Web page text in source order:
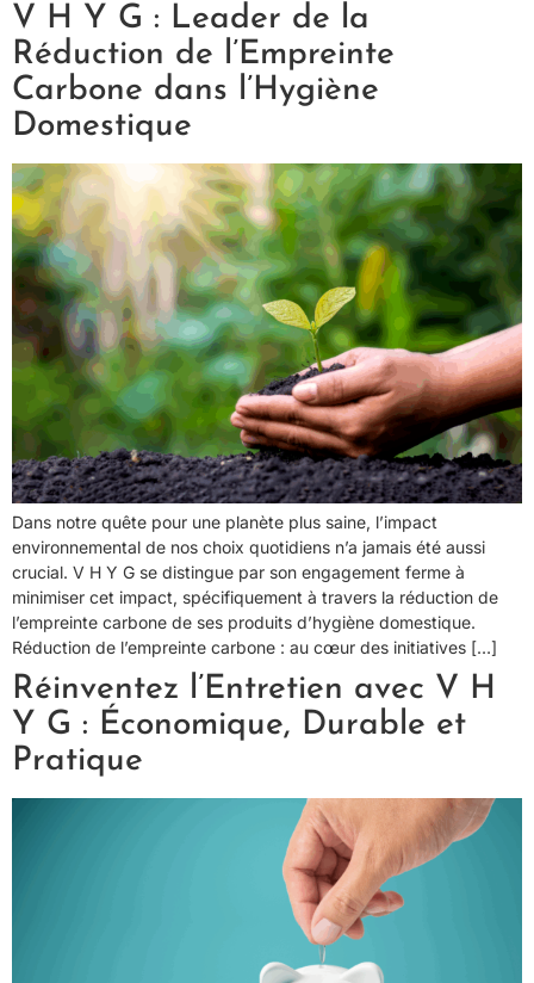
V H Y G : Leader de la
Réduction de l’Empreinte
Carbone dans l’Hygiène
Domestique
Dans notre quête pour une planète plus saine, l’impact
environnemental de nos choix quotidiens n’a jamais été aussi
crucial. V H Y G se distingue par son engagement ferme à
minimiser cet impact, spécifiquement à travers la réduction de
l’empreinte carbone de ses produits d’hygiène domestique.
Réduction de l’empreinte carbone : au cœur des initiatives […]
Réinventez l’Entretien avec V H
Y G : Économique, Durable et
Pratique